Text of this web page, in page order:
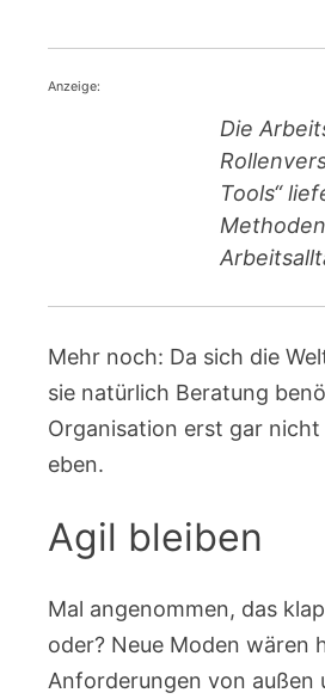
Anzeige:
Die
Tools“
Mehr noch: Da sich die
sie natürlich Beratung
Organisation erst gar
eben.
Agil bleiben
Mal angenommen, das
oder? Neue Moden wären
Anforderungen von außen